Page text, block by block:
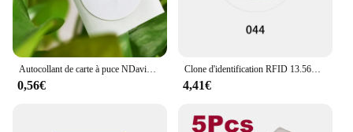
0,56€
Clone d'identification RFID 13.56MHz toxique, 5 pièces, étiquette autocollante, UID modifiable nuits 0 ampa, réécriture pour NDavid Andriod MCT
4,41€